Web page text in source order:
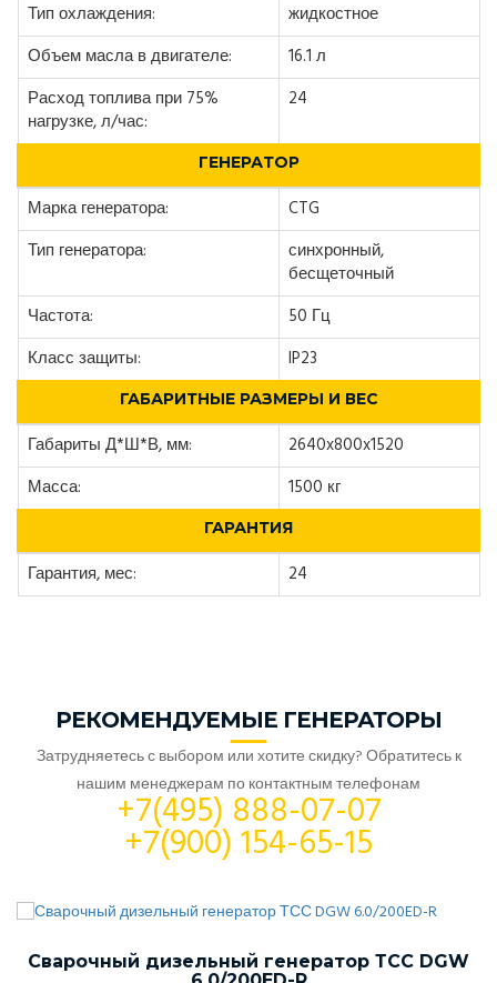
Тип охлаждения:
жидкостное
Объем масла в двигателе:
16.1 л
Расход топлива при 75%
нагрузке, л/час:
24
ГЕНЕРАТОР
Марка генератора:
CTG
Тип генератора:
синхронный,
бесщеточный
Частота:
50 Гц
Класс защиты:
IP23
ГАБАРИТНЫЕ РАЗМЕРЫ И ВЕС
Габариты Д*Ш*В, мм:
2640x800x1520
Масса:
1500 кг
ГАРАНТИЯ
Гарантия, мес: 24
РЕКОМЕНДУЕМЫЕ ГЕНЕРАТОРЫ
Затрудняетесь с выбором или хотите скидку? Обратитесь к
нашим менеджерам по контактным телефонам
+7(495) 888-07-07
+7(900) 154-65-15
Сварочный дизельный генератор ТСС DGW